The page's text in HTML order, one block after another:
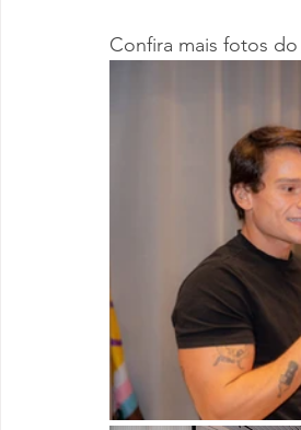
Confira mais fotos